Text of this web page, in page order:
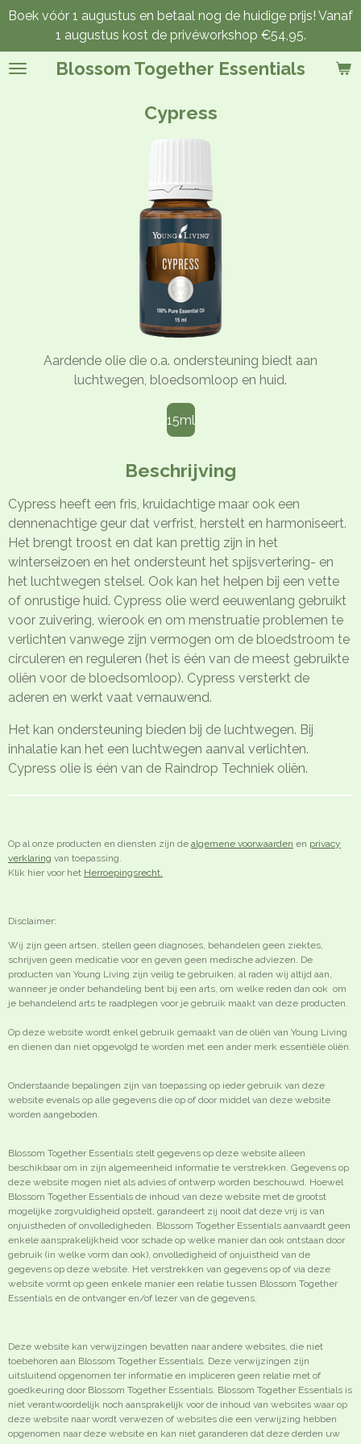
Ga
naar
de
Blossom Together Essentials
Boek vóór 1 augustus en betaal nog de huidige prijs! Vanaf
1 augustus kost de privéworkshop €54,95.
Cypress
Aardende olie die o.a. ondersteuning biedt aan
luchtwegen, bloedsomloop en huid.
15ml
Beschrijving
Cypress heeft een fris, kruidachtige maar ook een
dennenachtige geur dat verfrist, herstelt en harmoniseert.
Het brengt troost en dat kan prettig zijn in het
winterseizoen en het ondersteunt het spijsvertering- en
het luchtwegen stelsel. Ook kan het helpen bij een vette
of onrustige huid. Cypress olie werd eeuwenlang gebruikt
voor zuivering, wierook en om menstruatie problemen te
verlichten vanwege zijn vermogen om de bloedstroom te
circuleren en reguleren (het is één van de meest gebruikte
oliën voor de bloedsomloop). Cypress versterkt de
aderen en werkt vaat vernauwend.
Het kan ondersteuning bieden bij de luchtwegen. Bij
inhalatie kan het een luchtwegen aanval verlichten.
Cypress olie is één van de Raindrop Techniek oliën.
Op al onze producten en diensten zijn de algemene voorwaarden en privacy
verklaring van toepassing.
Klik hier voor het Herroepingsrecht.
Disclaimer:
Wij zijn geen artsen, stellen geen diagnoses, behandelen geen ziektes,
schrijven geen medicatie voor en geven geen medische adviezen. De
producten van Young Living zijn veilig te gebruiken, al raden wij altijd aan,
wanneer je onder behandeling bent bij een arts, om welke reden dan ook om
je behandelend arts te raadplegen voor je gebruik maakt van deze producten.
Op deze website wordt enkel gebruik gemaakt van de oliën van Young Living
en dienen dan niet opgevolgd te worden met een ander merk essentiële oliën.
Onderstaande bepalingen zijn van toepassing op ieder gebruik van deze
website evenals op alle gegevens die op of door middel van deze website
worden aangeboden.
Blossom Together Essentials stelt gegevens op deze website alleen
beschikbaar om in zijn algemeenheid informatie te verstrekken. Gegevens op
deze website mogen niet als advies of ontwerp worden beschouwd. Hoewel
Blossom Together Essentials de inhoud van deze website met de grootst
mogelijke zorgvuldigheid opstelt, garandeert zij nooit dat deze vrij is van
onjuistheden of onvolledigheden. Blossom Together Essentials aanvaardt geen
enkele aansprakelijkheid voor schade op welke manier dan ook ontstaan door
gebruik (in welke vorm dan ook), onvolledigheid of onjuistheid van de
gegevens op deze website. Het verstrekken van gegevens op of via deze
website vormt op geen enkele manier een relatie tussen Blossom Together
Essentials en de ontvanger en/of lezer van de gegevens.
Deze website kan verwijzingen bevatten naar andere websites, die niet
toebehoren aan Blossom Together Essentials. Deze verwijzingen zijn
uitsluitend opgenomen ter informatie en impliceren geen relatie met of
goedkeuring door Blossom Together Essentials. Blossom Together Essentials is
niet verantwoordelijk noch aansprakelijk voor de inhoud van websites waar op
deze website naar wordt verwezen of websites die een verwijzing hebben
opgenomen naar deze website en kan niet garanderen dat deze derden uw